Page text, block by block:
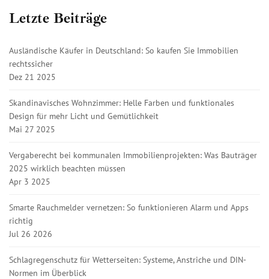
Letzte Beiträge
Ausländische Käufer in Deutschland: So kaufen Sie Immobilien
rechtssicher
Dez 21 2025
Skandinavisches Wohnzimmer: Helle Farben und funktionales
Design für mehr Licht und Gemütlichkeit
Mai 27 2025
Vergaberecht bei kommunalen Immobilienprojekten: Was Bauträger
2025 wirklich beachten müssen
Apr 3 2025
Smarte Rauchmelder vernetzen: So funktionieren Alarm und Apps
richtig
Jul 26 2026
Schlagregenschutz für Wetterseiten: Systeme, Anstriche und DIN-
Normen im Überblick